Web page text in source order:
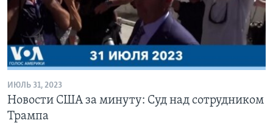
ИЮЛЬ 31, 2023
Новости США за минуту: Суд над сотрудником
Трампа